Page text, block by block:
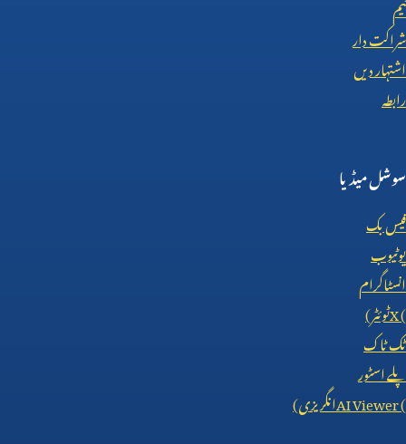
ٹیم
شراکت دار
اشتہار دیں
رابطہ
سوشل میڈیا
فیس بک
یوٹیوب
انسٹاگرام
X (ٹوئٹر)
ٹک ٹاک
پلے اسٹور
AI Viewer (انگریزی)